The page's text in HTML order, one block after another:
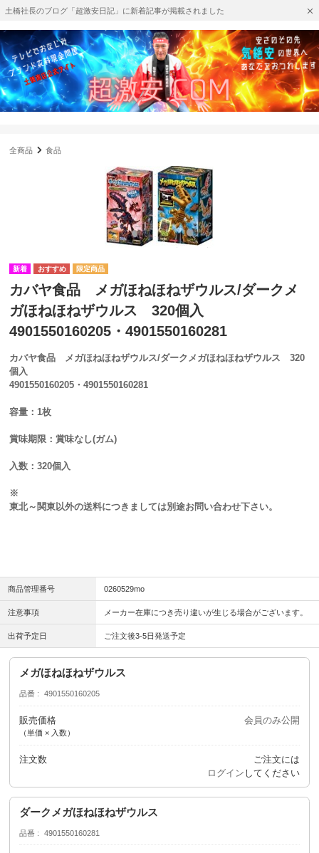
土橋社長のブログ「超激安日記」に新着記事が掲載されました
全商品 食品
カバヤ食品 メガほねほねザウルス/ダークメ
ガほねほねザウルス 320個入
4901550160205・4901550160281
カバヤ食品 メガほねほねザウルス/ダークメガほねほねザウルス 320
個入
4901550160205・4901550160281
容量：1枚
賞味期限：賞味なし(ガム)
入数：320個入
※
東北～関東以外の送料につきましては別途お問い合わせ下さい。
商品管理番号 0260529mo
注意事項 メーカー在庫につき売り違いが生じる場合がございます。
出荷予定日 ご注文後3-5日発送予定
メガほねほねザウルス
品番 4901550160205
販売価格
（単価 × 入数）
会員のみ公開
注文数
ご注文には
ログイン してください
ダークメガほねほねザウルス
品番 4901550160281